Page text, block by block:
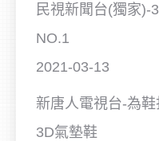
民視新聞台(獨家)-
NO.1
2021-03-13
新唐人電視台-為
3D氣墊鞋